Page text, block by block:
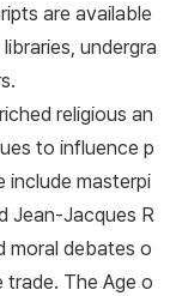
are available
undergra
religious an
to influence p
include masterpi
Jean-Jacques R
moral debates o
trade. The Age o